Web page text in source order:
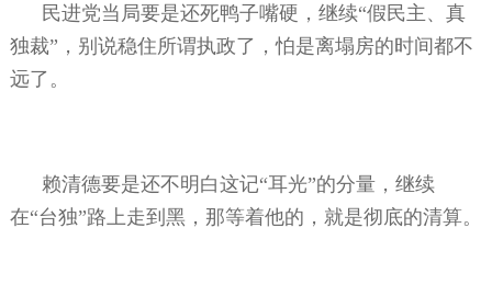
民进党当局要是还死鸭子嘴硬，继续“假民主、真
独裁”，别说稳住所谓执政了，怕是离塌房的时间都不
远了。
赖清德要是还不明白这记“耳光”的分量，继续
在“台独”路上走到黑，那等着他的，就是彻底的清算。